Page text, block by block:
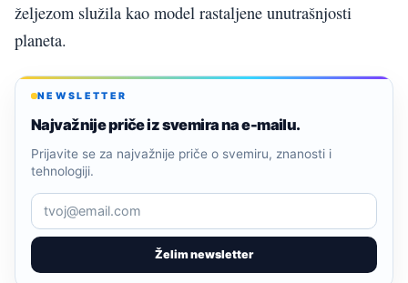
željezom služila kao model rastaljene unutrašnjosti
planeta.
NEWSLETTER
Najvažnije priče iz svemira na e-mailu.
Želim newsletter
Prijavite se za najvažnije priče o svemiru, znanosti i
tehnologiji.